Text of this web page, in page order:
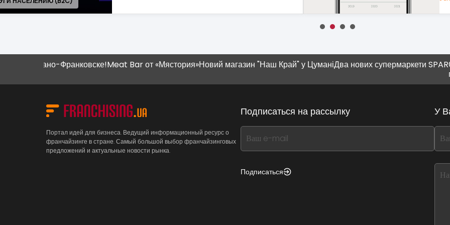
Ивано-Франковске!Meat Bar от «Мястория»Новий магазин "Наш Край" у Цумані Два нових супермаркети SPAR
Портал идей для бизнеса. Ведущий информационный ресурс о
франчайзинге в стране. Самый большой выбор франчайзинговых
предложений и актуальные новости рынка.
Подписаться на рассылку
If
you
this,
Подписаться
У
If
you
this,